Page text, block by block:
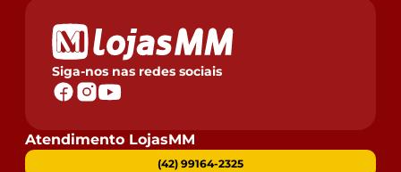
Siga-nos nas redes sociais
Atendimento LojasMM
(42) 99164-2325